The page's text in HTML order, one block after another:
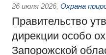
26 июля 2026, Охрана
Правительство
дирекции особо
Запорожской